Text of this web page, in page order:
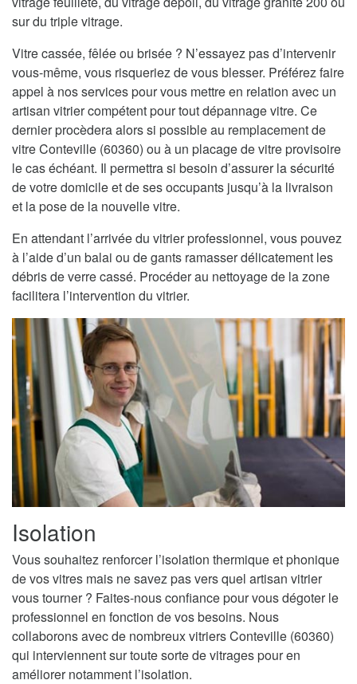
sur du triple vitrage.
Vitre cassée, fêlée ou brisée ? N’essayez pas d’intervenir
vous-même, vous risqueriez de vous blesser. Préférez faire
appel à nos services pour vous mettre en relation avec un
artisan vitrier compétent pour tout dépannage vitre. Ce
dernier procèdera alors si possible au remplacement de
vitre Conteville (60360) ou à un placage de vitre provisoire
le cas échéant. Il permettra si besoin d’assurer la sécurité
de votre domicile et de ses occupants jusqu’à la livraison
et la pose de la nouvelle vitre.
En attendant l’arrivée du vitrier professionnel, vous pouvez
à l’aide d’un balai ou de gants ramasser délicatement les
débris de verre cassé. Procéder au nettoyage de la zone
facilitera l’intervention du vitrier.
Isolation
Vous souhaitez renforcer l’isolation thermique et phonique
de vos vitres mais ne savez pas vers quel artisan vitrier
vous tourner ? Faites-nous confiance pour vous dégoter le
professionnel en fonction de vos besoins. Nous
collaborons avec de nombreux vitriers Conteville (60360)
qui interviennent sur toute sorte de vitrages pour en
améliorer notamment l’isolation.